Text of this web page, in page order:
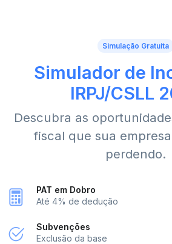
Simulação Gratuita
Simulador de
IRPJ/CSLL
Descubra as
fiscal que sua
perdendo.
PAT em Dobro
Até 4% de dedução
Subvenções
Exclusão da base